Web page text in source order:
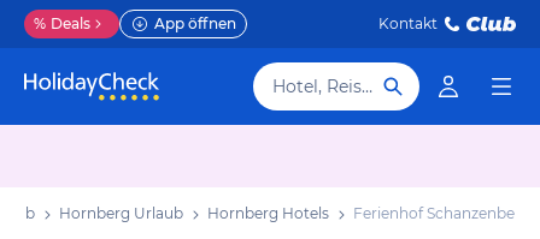
% Deals App öffnen Kontakt
Hotel, Reiseziel
Hornberg Urlaub Hornberg Hotels Ferienhof Schanzenberg